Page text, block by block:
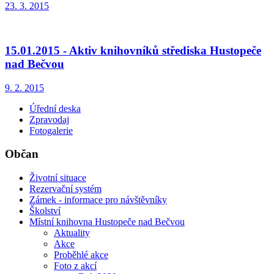
23. 3. 2015
15.01.2015 - Aktiv knihovníků střediska Hustopeče
nad Bečvou
9. 2. 2015
Úřední deska
Zpravodaj
Fotogalerie
Občan
Životní situace
Rezervační systém
Zámek - informace pro návštěvníky
Školství
Místní knihovna Hustopeče nad Bečvou
Aktuality
Akce
Proběhlé akce
Foto z akcí